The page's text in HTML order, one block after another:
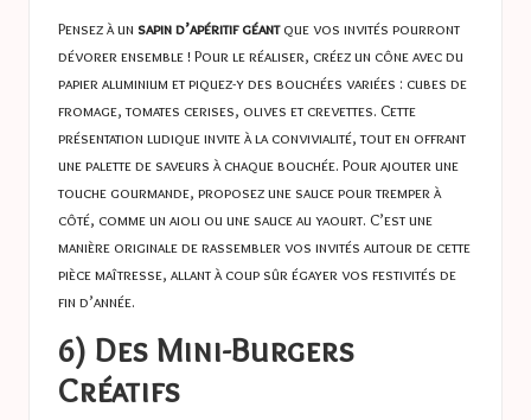
Pensez à un sapin d’apéritif géantque vos invités pourront
dévorer ensemble ! Pour le réaliser, créez un cône avec du
papier aluminium et piquez-y des bouchées variées : cubes de
fromage, tomates cerises, olives et crevettes. Cette
présentation ludique invite à la convivialité, tout en offrant
une palette de saveurs à chaque bouchée. Pour ajouter une
touche gourmande, proposez une sauce pour tremper à
côté, comme un aioli ou une sauce au yaourt. C’est une
manière originale de rassembler vos invités autour de cette
pièce maîtresse, allant à coup sûr égayer vos festivités de
fin d’année.
6) Des Mini-Burgers
Créatifs